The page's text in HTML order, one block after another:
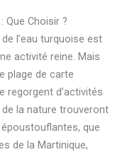
Que Choisir ?
l’eau turquoise est
activité reine. Mais
plage de carte
regorgent d’activités
la nature trouveront
que
de la Martinique,